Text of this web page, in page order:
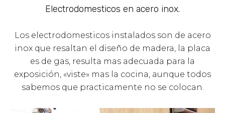
Electrodomesticos en acero inox.
Los electrodomesticos instalados son de acero
inox que resaltan el diseño de madera, la placa
es de gas, resulta mas adecuada para la
exposición, «viste» mas la cocina, aunque todos
sabemos que practicamente no se colocan.